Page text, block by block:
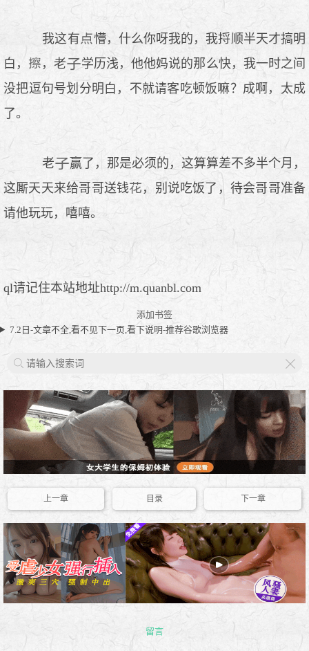
我这有
懵，什么你呀我的，我捋顺半天才搞明
白，
，老
学历浅，他他妈说的那么快，我一时之间
没把逗句号划分明白，不就请客吃顿饭嘛？成啊，太成
了。
老
赢了，那是必须的，这算算差不多半个月，
这厮天天来给哥哥送钱
，别说吃饭了，待会哥哥准备
请他玩玩，嘻嘻。
ql请记住本站地址http://m.quanbl.com
添加书签
7.2日-文章不全,看不见下一页,看下说明-推荐谷歌浏览器
上一章 目录 下一章
留言